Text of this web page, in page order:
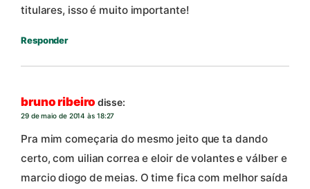
titulares, isso é muito importante!
Responder
bruno ribeiro disse:
29 de maio de 2014 às 18:27
Pra mim começaria do mesmo jeito que ta dando
certo, com uilian correa e eloir de volantes e válber e
marcio diogo de meias. O time fica com melhor saída